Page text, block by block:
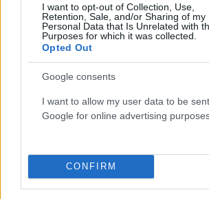
I want to opt-out of Collection, Use,
Retention, Sale, and/or Sharing of my
Personal Data that Is Unrelated with
Purposes for which it was collected.
Opted Out
Google consents
I want to allow my user data to be
Google for online advertising
CONFIRM
ΥΓΕΊΑ - ΠΕΡΙΒΆΛΛΟΝ
Συναγερμός για τον Έμπολα: Πάνω
κρούσματα στο Κονγκό – Φόβοι για